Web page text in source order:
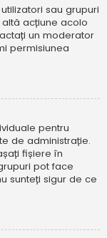
sau grupuri
altă acțiune acolo
un moderator
permisiunea
pentru
de administrație.
fișiere în
pot face
sunteți sigur de ce